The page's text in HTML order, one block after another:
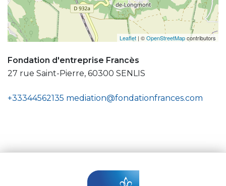
Leaflet | ©OpenStreetMapcontributors
Fondation d'entreprise Francès
27 rue Saint-Pierre, 60300 SENLIS
+33344562135 mediation@fondationfrances.com